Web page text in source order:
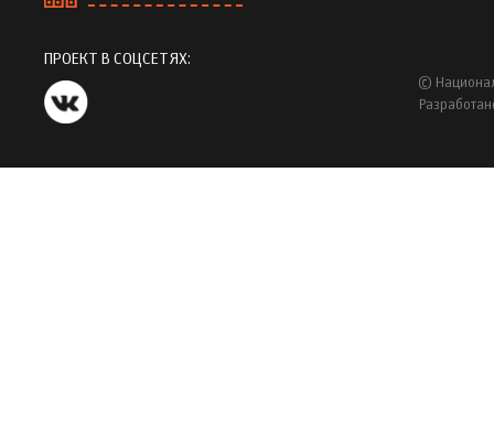
ПРОЕКТ В СОЦСЕТЯХ:
©